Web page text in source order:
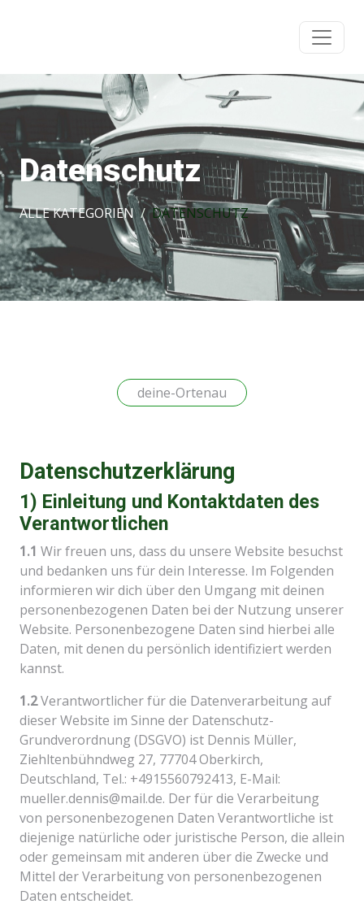
Datenschutz
ALLE KATEGORIEN DATENSCHUTZ
deine-Ortenau
Datenschutzerklärung
1) Einleitung und Kontaktdaten des
Verantwortlichen
1.1 Wir freuen uns, dass du unsere Website besuchst
und bedanken uns für dein Interesse. Im Folgenden
informieren wir dich über den Umgang mit deinen
personenbezogenen Daten bei der Nutzung unserer
Website. Personenbezogene Daten sind hierbei alle
Daten, mit denen du persönlich identifiziert werden
kannst.
1.2Verantwortlicher für die Datenverarbeitung auf
dieser Website im Sinne der Datenschutz-
Grundverordnung (DSGVO) ist Dennis Müller,
Ziehltenbühndweg 27, 77704 Oberkirch,
Deutschland, Tel.: +4915560792413, E-Mail:
mueller.dennis@mail.de. Der für die Verarbeitung
von personenbezogenen Daten Verantwortliche ist
diejenige natürliche oder juristische Person, die allein
oder gemeinsam mit anderen über die Zwecke und
Mittel der Verarbeitung von personenbezogenen
Daten entscheidet.